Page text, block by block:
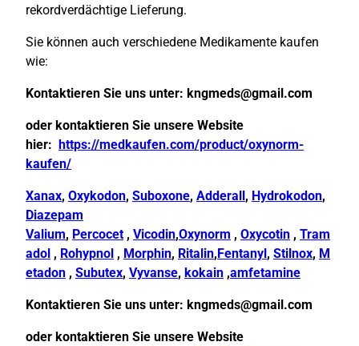
rekordverdächtige Lieferung.
Sie können auch verschiedene Medikamente kaufen
wie:
Kontaktieren Sie uns unter: kngmeds@gmail.com
oder kontaktieren Sie unsere Website
hier:
https://medkaufen.com/product/oxynorm-
kaufen/
Xanax, Oxykodon, Suboxone, Adderall , Hydrokodon,
Diazepam
Valium, Percocet, Vicodin,Oxynorm , Oxycotin , Tram
adol , Rohypnol , Morphin, Ritalin, Fentanyl , Stilnox, M
etadon , Subutex, Vyvanse, kokain ,amfetamine
Kontaktieren Sie uns unter: kngmeds@gmail.com
oder kontaktieren Sie unsere Website